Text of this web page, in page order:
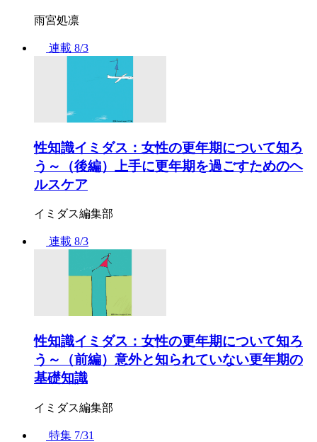
雨宮処凛
連載 8/3
性知識イミダス：女性の更年期について知ろ
う～（後編）上手に更年期を過ごすためのヘ
ルスケア
イミダス編集部
連載 8/3
性知識イミダス：女性の更年期について知ろ
う～（前編）意外と知られていない更年期の
基礎知識
イミダス編集部
特集 7/31